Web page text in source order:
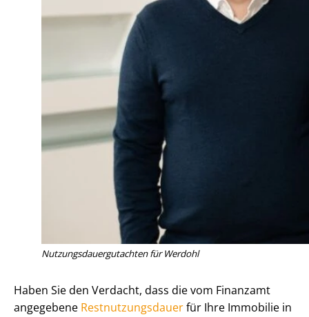
Nut­zungs­dau­er­gut­ach­ten für Werdohl
Haben Sie den Verdacht, dass die vom Finanzamt
angegebene Rest­nut­zungs­dau­erfür Ihre Immobilie in